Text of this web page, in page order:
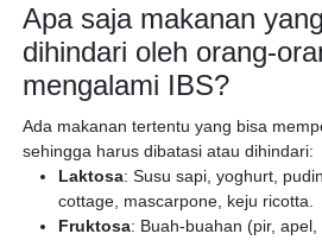
Apa saja makanan
dihindari oleh orang-
mengalami IBS?
Ada makanan tertentu yang bisa
sehingga harus dibatasi atau dihindari:
Laktosa: Susu sapi, yoghurt,
cottage, mascarpone, keju ricotta.
Fruktosa: Buah-buahan (pir,